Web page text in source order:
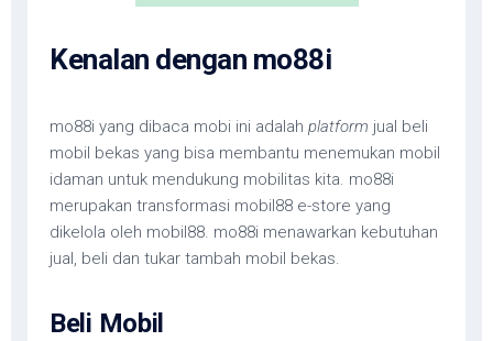
Kenalan dengan mo88i
mo88i yang dibaca mobi ini adalah platform jual beli
mobil bekas yang bisa membantu menemukan mobil
idaman untuk mendukung mobilitas kita. mo88i
merupakan transformasi mobil88 e-store yang
dikelola oleh mobil88. mo88i menawarkan kebutuhan
jual, beli dan tukar tambah mobil bekas.
Beli Mobil